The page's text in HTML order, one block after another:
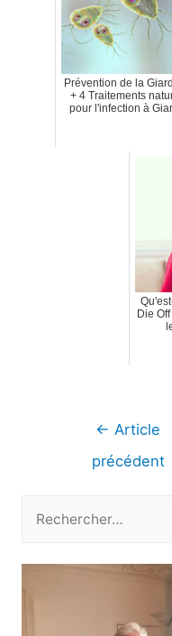
Prévention de la
+ 4 Traitements
pour l'infection à
Die
Navigation
← Article
précédent
c
h